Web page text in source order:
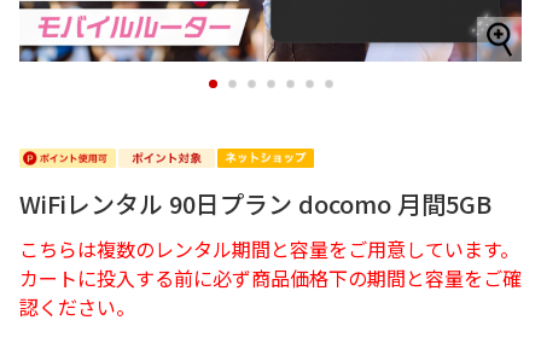
1 2 3 4 5 6 7
WiFiレンタル 90日プラン docomo 月間5GB
こちらは複数のレンタル期間と容量をご用意しています。
カートに投入する前に必ず商品価格下の期間と容量をご確
認ください。